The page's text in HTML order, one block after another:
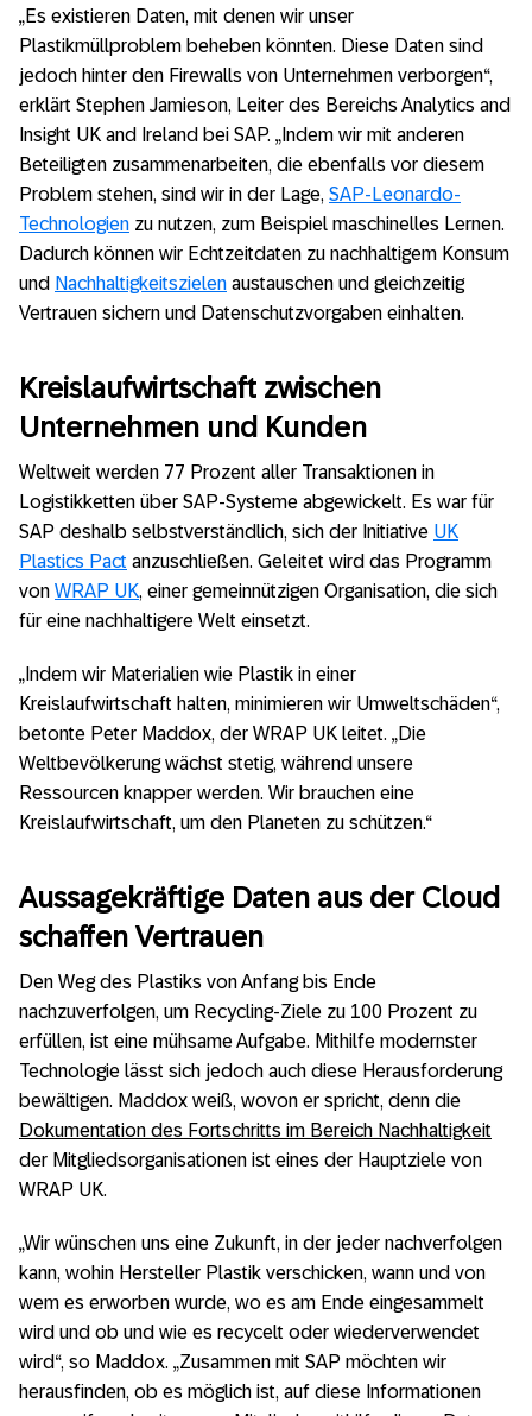
„Es existieren Daten, mit denen wir unser
Plastikmüllproblem beheben könnten. Diese Daten sind
jedoch hinter den Firewalls von Unternehmen verborgen“,
erklärt Stephen Jamieson, Leiter des Bereichs Analytics and
Insight UK and Ireland bei SAP. „Indem wir mit anderen
Beteiligten zusammenarbeiten, die ebenfalls vor diesem
Problem stehen, sind wir in der Lage, SAP-Leonardo-
Technologien zu nutzen, zum Beispiel maschinelles Lernen.
Dadurch können wir Echtzeitdaten zu nachhaltigem Konsum
und Nachhaltigkeitszielen austauschen und gleichzeitig
Vertrauen sichern und Datenschutzvorgaben einhalten.
Kreislaufwirtschaft zwischen
Unternehmen und Kunden
Weltweit werden 77 Prozent aller Transaktionen in
Logistikketten über SAP-Systeme abgewickelt. Es war für
SAP deshalb selbstverständlich, sich der Initiative UK
Plastics Pact anzuschließen. Geleitet wird das Programm
von WRAP UK, einer gemeinnützigen Organisation, die sich
für eine nachhaltigere Welt einsetzt.
„Indem wir Materialien wie Plastik in einer
Kreislaufwirtschaft halten, minimieren wir Umweltschäden“,
betonte Peter Maddox, der WRAP UK leitet. „Die
Weltbevölkerung wächst stetig, während unsere
Ressourcen knapper werden. Wir brauchen eine
Kreislaufwirtschaft, um den Planeten zu schützen.“
Aussagekräftige Daten aus der Cloud
schaffen Vertrauen
Den Weg des Plastiks von Anfang bis Ende
nachzuverfolgen, um Recycling-Ziele zu 100 Prozent zu
erfüllen, ist eine mühsame Aufgabe. Mithilfe modernster
Technologie lässt sich jedoch auch diese Herausforderung
bewältigen. Maddox weiß, wovon er spricht, denn die
Dokumentation des Fortschritts im Bereich Nachhaltigkeit
der Mitgliedsorganisationen ist eines der Hauptziele von
WRAP UK.
„Wir wünschen uns eine Zukunft, in der jeder nachverfolgen
kann, wohin Hersteller Plastik verschicken, wann und von
wem es erworben wurde, wo es am Ende eingesammelt
wird und ob und wie es recycelt oder wiederverwendet
wird“, so Maddox. „Zusammen mit SAP möchten wir
herausfinden, ob es möglich ist, auf diese Informationen